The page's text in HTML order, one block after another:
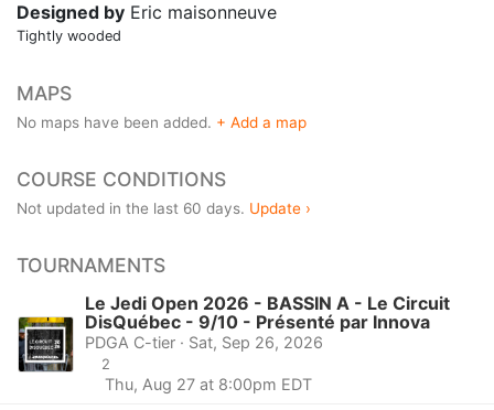
Designed by Eric maisonneuve
Tightly wooded
MAPS
No maps have been added. + Add a map
COURSE CONDITIONS
Not updated in the last 60 days. Update ›
TOURNAMENTS
Le Jedi Open 2026 - BASSIN A - Le Circuit
DisQuébec - 9/10 - Présenté par Innova
PDGA C-tier · Sat, Sep 26, 2026
2
Thu, Aug 27 at 8:00pm EDT